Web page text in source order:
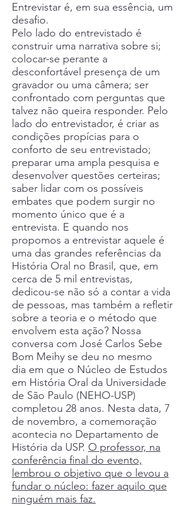
Entrevistar é, em sua essência, um
desafio.
Pelo lado do entrevistado é
construir uma narrativa sobre si;
colocar-se perante a
desconfortável presença de um
gravador ou uma câmera; ser
confrontado com perguntas que
talvez não queira responder. Pelo
lado do entrevistador, é criar as
condições propícias para o
conforto de seu entrevistado;
preparar uma ampla pesquisa e
desenvolver questões certeiras;
saber lidar com os possíveis
embates que podem surgir no
momento único que é a
entrevista. E quando nos
propomos a entrevistar aquele é
uma das grandes referências da
História Oral no Brasil, que, em
cerca de 5 mil entrevistas,
dedicou-se não só a contar a vida
de pessoas, mas também a refletir
sobre a teoria e o método que
envolvem esta ação? Nossa
conversa com José Carlos Sebe
Bom Meihy se deu no mesmo
dia em que o Núcleo de Estudos
em História Oral da Universidade
de São Paulo (NEHO-USP)
completou 28 anos. Nesta data, 7
de novembro, a comemoração
acontecia no Departamento de
História da USP. O professor, na
conferência final do evento,
lembrou o objetivo que o levou a
fundar o núcleo: fazer aquilo que
ninguém mais faz.